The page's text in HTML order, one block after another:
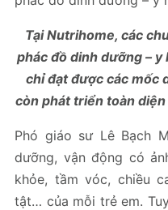
Tại Nutrihome, các
phác đồ dinh dưỡng –
chỉ đạt được các mốc
còn phát triển toàn
Phó giáo sư Lê Bạch
dưỡng, vận động có
khỏe, tầm vóc, chiều
tật… của mỗi trẻ em.